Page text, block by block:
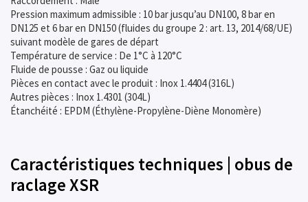
Pression maximum admissible : 10 bar jusqu’au DN100, 8 bar en
DN125 et 6 bar en DN150 (fluides du groupe 2 : art. 13, 2014/68/UE)
suivant modèle de gares de départ
Température de service : De 1°C à 120°C
Fluide de pousse : Gaz ou liquide
Pièces en contact avec le produit : Inox 1.4404 (316L)
Autres pièces : Inox 1.4301 (304L)
Étanchéité : EPDM (Éthylène-Propylène-Diène Monomère)
Caractéristiques techniques | obus de
raclage XSR